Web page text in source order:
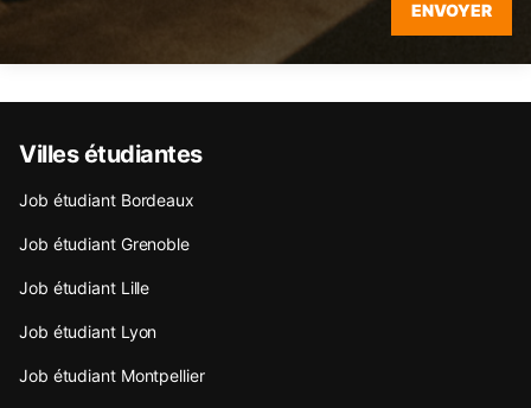
ENVOYER
Villes étudiantes
Job étudiant Bordeaux
Job étudiant Grenoble
Job étudiant Lille
Job étudiant Lyon
Job étudiant Montpellier